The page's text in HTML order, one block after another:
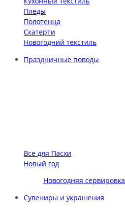
Пледы
Полотенца
Скатерти
Новогодний текстиль
Праздничные поводы
Все для Пасхи
Новый год
Новогодняя сервировка
Сувениры и украшения